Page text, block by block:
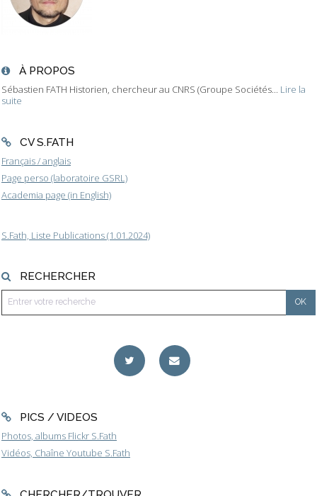
À PROPOS
Sébastien FATH Historien, chercheur au CNRS (Groupe Sociétés... Lire la
suite
CV S.FATH
Français / anglais
Page perso (laboratoire GSRL)
Academia page (in English)
S.Fath, Liste Publications (1.01.2024)
RECHERCHER
PICS / VIDEOS
Photos, albums Flickr S.Fath
Vidéos, Chaîne Youtube S.Fath